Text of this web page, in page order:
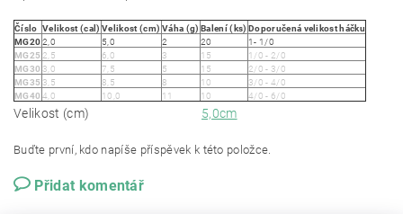
Číslo Velikost (cal) Velikost (cm) Váha (g) Balení (ks) Doporučená velikost háčku
MG202,0 5,0 2 20
1- 1/0
MG25 2,5 6,0 3 15
1/0 - 2/0
MG30 3,0 7,5 5 15
2/0 - 3/0
MG35 3,5 8,5 8 10
3/0 - 4/0
MG40 4,0 10,0 11 10 4/0 - 6/0
Velikost (cm) 5,0cm
Buďte první, kdo napíše příspěvek k této položce.
Přidat komentář